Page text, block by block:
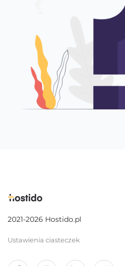
2021-2026 Hostido.pl
Ustawienia ciasteczek